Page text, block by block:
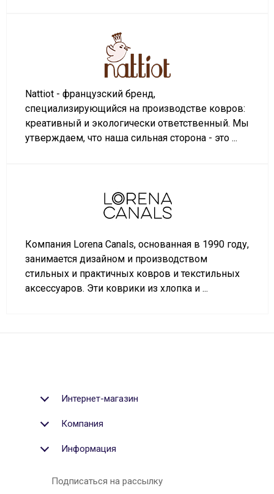
Nattiot - французский бренд,
специализирующийся на производстве ковров:
креативный и экологически ответственный. Мы
утверждаем, что наша сильная сторона - это ...
Компания Lorena Canals, основанная в 1990 году,
занимается дизайном и производством
стильных и практичных ковров и текстильных
аксессуаров. Эти коврики из хлопка и ...
Интернет-магазин
Компания
Информация
Подписаться на рассылку